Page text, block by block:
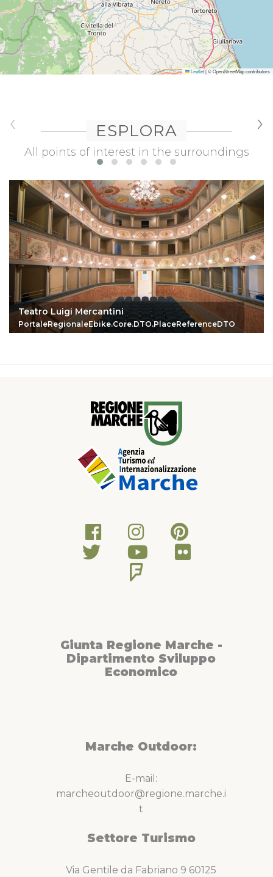
Leaflet|© OpenStreetMap contributors
ESPLORA
All points of interest in the surroundings
Teatro Luigi Mercantini
PortaleRegionaleEbike.Core.DTO.PlaceReferenceDTO
‹ ›
Giunta Regione Marche -
Dipartimento Sviluppo
Economico
Marche Outdoor:
E-mail:
marcheoutdoor@regione.marche.i
t
Settore Turismo
Via Gentile da Fabriano 9 60125